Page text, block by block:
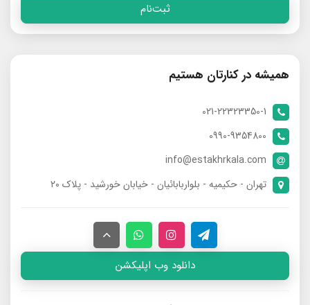
ثبت‌نام
همیشه در کنارتان هستیم
021-22323350-1
0990-9354800
info@estakhrkala.com
تهران - حکیمیه - بلواربابائیان - خیابان خورشید - پلاک ۲۰
دانلود وب اپلیکشن